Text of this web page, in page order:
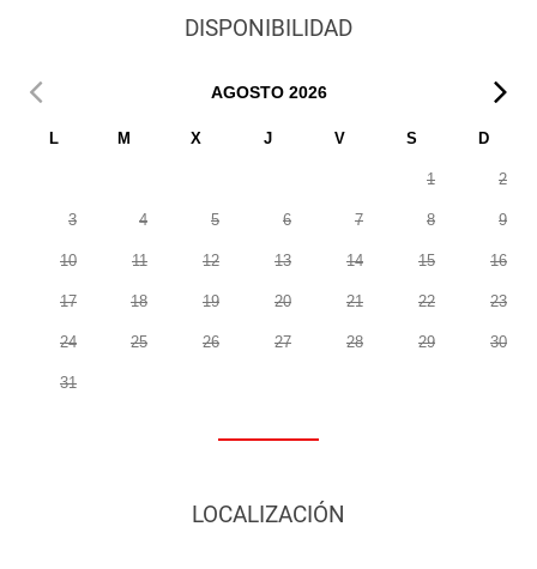
DISPONIBILIDAD
AGOSTO 2026
L M X J V S D
1 2
3 4 5 6 7 8 9
10 11 12 13 14 15 16
17 18 19 20 21 22 23
24 25 26 27 28 29 30
31
LOCALIZACIÓN